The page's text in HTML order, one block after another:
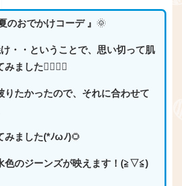
のおでかけコーデ 』 🌞
・・ということで、思い切って肌
みました👱🏽‍♀️✨
りたかったので、それに合わせて
みました(*ﾉωﾉ)🌻
色のジーンズが映えます！(≧▽≦)